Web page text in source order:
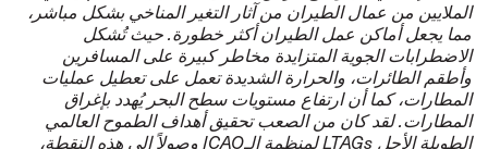
الملايين من عمال الطيران من آثار التغير المناخي بشكل مباشر،
مما يجعل أماكن عمل الطيران أكثر خطورة. حيث تُشكل
الاضطرابات الجوية المتزايدة مخاطر كبيرة على المسافرين
وأطقم الطائرات، والحرارة الشديدة تعمل على تعطيل عمليات
المطارات، كما أن ارتفاع مستويات سطح البحر يُهدد بإغراق
المطارات. لقد كان من الصعب تحقيق أهداف الطموح العالمي
الطويلة الأجل LTAGsلمنظمة الـICAO وصولاً إلى هذه النقطة،